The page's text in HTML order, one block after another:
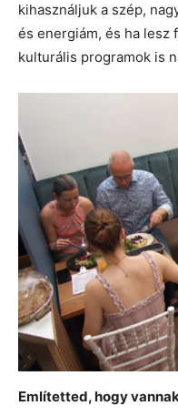
kihasználjuk a szép,
és energiám, és ha lesz
kulturális programok is
Említetted, hogy